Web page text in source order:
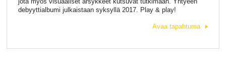
debyyttialbumi julkaistaan syksyllä 2017. Play & play!
Avaa tapahtuma